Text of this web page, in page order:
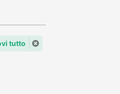
tutto